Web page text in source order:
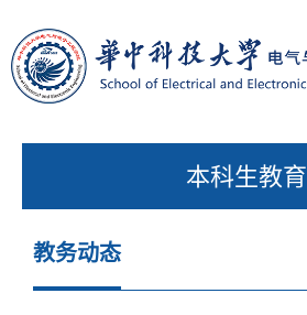
本科生教育
教务动态